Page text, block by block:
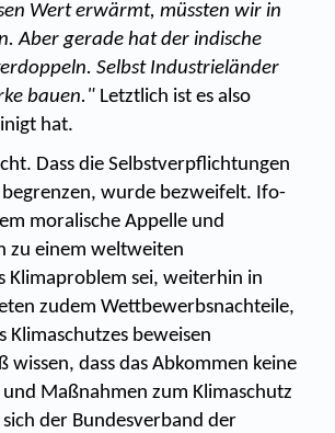
Wert erwärmt, müssten wir in
Aber gerade hat der indische
Selbst Industrieländer
bauen." Letztlich ist es also
hat.
Dass die Selbstverpflichtungen
wurde bezweifelt. Ifo-
moralische Appelle und
zu einem weltweiten
Klimaproblem sei, weiterhin in
zudem Wettbewerbsnachteile,
beweisen
dass das Abkommen keine
Maßnahmen zum Klimaschutz
der Bundesverband der